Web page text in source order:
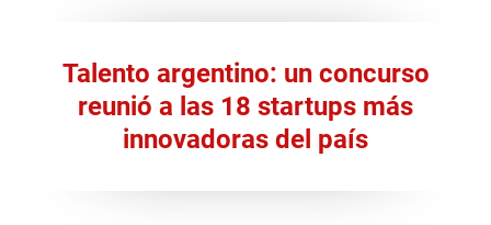
Talento argentino: un concurso
reunió a las 18 startups más
innovadoras del país